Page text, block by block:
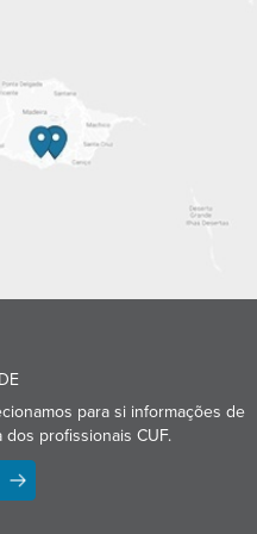
para si informações de
dos profissionais CUF.